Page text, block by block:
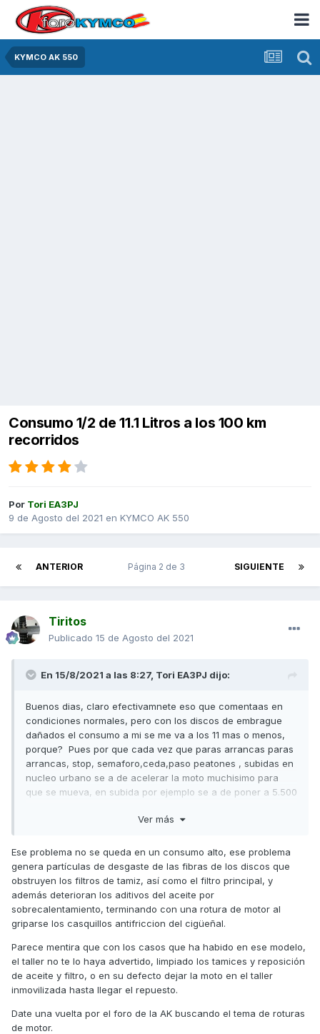
KYMCO AK 550
Consumo 1/2 de 11.1 Litros a los 100 km
recorridos
Por Tori EA3PJ
9 de Agosto del 2021 en KYMCO AK 550
ANTERIOR SIGUIENTE
Página 2 de 3
Tiritos
Publicado 15 de Agosto del 2021
En 15/8/2021 a las 8:27, Tori EA3PJ dijo:
Buenos dias, claro efectivamnete eso que comentaas en
condiciones normales, pero con los discos de embrague
dañados el consumo a mi se me va a los 11 mas o menos,
porque? Pues por que cada vez que paras arrancas paras
arrancas, stop, semaforo,ceda,paso peatones , subidas en
nucleo urbano se a de acelerar la moto muchisimo para
que se mueva, en subida por ejemplo se a de poner a 5.500
brutal con lo cual el consumo se dispara por no estar
patinar y no engrana como es debido.
Ver más
Ese problema no se queda en un consumo alto, ese problema
genera partículas de desgaste de las fibras de los discos que
obstruyen los filtros de tamiz, así como el filtro principal, y
además deterioran los aditivos del aceite por
sobrecalentamiento, terminando con una rotura de motor al
griparse los casquillos antifriccion del cigüeñal.
Parece mentira que con los casos que ha habido en ese modelo,
el taller no te lo haya advertido, limpiado los tamices y reposición
de aceite y filtro, o en su defecto dejar la moto en el taller
inmovilizada hasta llegar el repuesto.
Date una vuelta por el foro de la AK buscando el tema de roturas
de motor.